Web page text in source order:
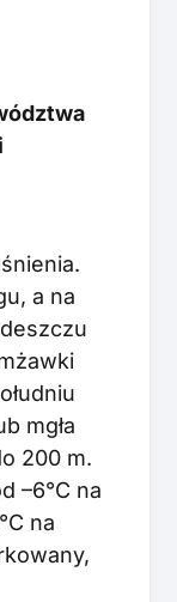
a na
mgła
200 m.
–6°C na
na